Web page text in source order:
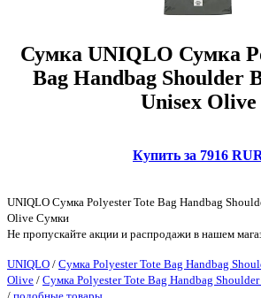
Сумка UNIQLO Сумка
Bag Handbag Shoulder
Unisex Olive
Купить за 7916
UNIQLO Сумка Polyester Tote Bag Handbag
Olive Сумки
Не пропускайте акции и распродажи в нашем
UNIQLO / Сумка Polyester Tote Bag Handbag
Olive / Сумка Polyester Tote Bag Handbag